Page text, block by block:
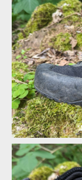
Zavazování je
Zavazování je
Zavazování je
Zavazování je
Nechybí ani